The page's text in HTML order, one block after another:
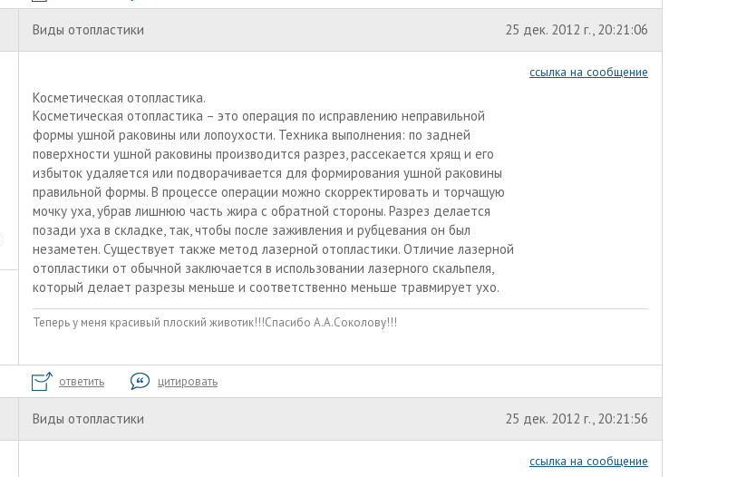
Виды отопластики 25 дек. 2012 г., 20:21:06
ссылка на сообщение
Косметическая отопластика.
Косметическая отопластика – это операция по исправлению неправильной
формы ушной раковины или лопоухости. Техника выполнения: по задней
поверхности ушной раковины производится разрез, рассекается хрящ и его
избыток удаляется или подворачивается для формирования ушной раковины
правильной формы. В процессе операции можно скорректировать и торчащую
мочку уха, убрав лишнюю часть жира с обратной стороны. Разрез делается
позади уха в складке, так, чтобы после заживления и рубцевания он был
незаметен. Существует также метод лазерной отопластики. Отличие лазерной
отопластики от обычной заключается в использовании лазерного скальпеля,
который делает разрезы меньше и соответственно меньше травмирует ухо.
Теперь у меня красивый плоский животик!!!Спасибо А.А.Соколову!!!
ответить цитировать
Виды отопластики 25 дек. 2012 г., 20:21:56
ссылка на сообщение